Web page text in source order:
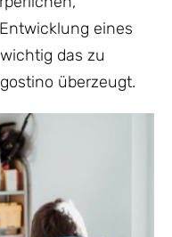
eines
das zu
überzeugt.